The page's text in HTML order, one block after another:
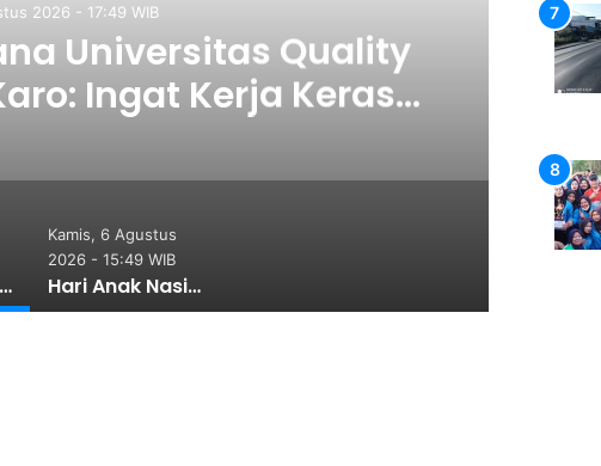
2026 - 15:49 WIB
ke-42, Pemkab Deli
Perlindungan Anak
Hadiri Wisuda Sarjana Universitas Quality Berastagi, Bupati Karo: Ingat Kerja Keras dan Pengorbanan Orang Tua
Kamis, 6 Agustus
2026 - 15:49 WIB
Hari Anak Nasional ke-42, Pemkab Deli Serdang Perkuat Perlindungan Anak